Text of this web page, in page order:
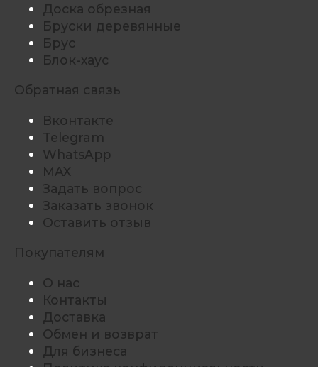
Доска обрезная
Бруски деревянные
Брус
Блок-хаус
Обратная связь
Вконтакте
Telegram
WhatsApp
MAX
Задать вопрос
Заказать звонок
Оставить отзыв
Покупателям
О нас
Контакты
Доставка
Обмен и возврат
Для бизнеса